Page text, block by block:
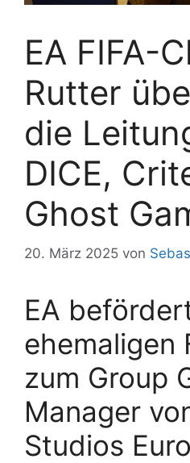
EA FIFA-
Rutter
die
DICE,
Ghost
20. März 2025 von
EA
ehemaligen
zum Group
Manager
Studios